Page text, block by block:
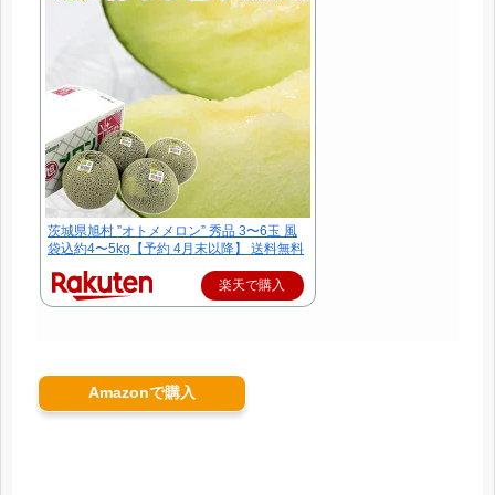
茨城県旭村 ”オトメメロン” 秀品 3〜6玉 風
袋込約4〜5kg【予約 4月末以降】 送料無料
楽天で購入
Amazonで購入